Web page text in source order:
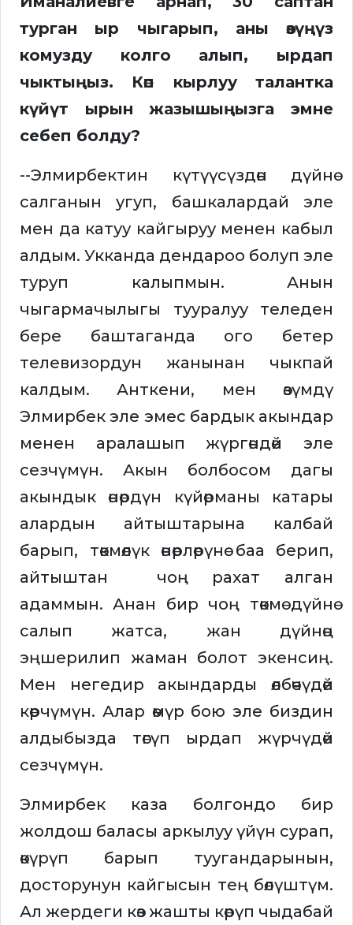
турган ыр чыгарып, аны өзүңүз
комузду колго алып, ырдап
чыктыңыз. Көп кырлуу талантка
күйүт ырын жазышыңызга эмне
себеп болду?
--Элмирбектин күтүүсүздөн дүйнө
салганын угуп, башкалардай эле
мен да катуу кайгыруу менен кабыл
алдым. Укканда дендароо болуп эле
туруп калыпмын. Анын
чыгармачылыгы тууралуу теледен
бере баштаганда ого бетер
телевизордун жанынан чыкпай
калдым. Анткени, мен өзүмдү
Элмирбек эле эмес бардык акындар
менен аралашып жүргөндөй эле
сезчүмүн. Акын болбосом дагы
акындык өнөрдүн күйөрманы катары
алардын айтыштарына калбай
барып, төкмөлүк өнөрлөрүнө баа берип,
айтыштан чоң рахат алган
адаммын. Анан бир чоң төкмө дүйнө
салып жатса, жан дүйнөң
эңшерилип жаман болот экенсиң.
Мен негедир акындарды өлбөчүдөй
көрчүмүн. Алар өмүр бою эле биздин
алдыбызда төгүп ырдап жүрчүдөй
сезчүмүн.
Элмирбек каза болгондо бир
жолдош баласы аркылуу үйүн сурап,
өкүрүп барып туугандарынын,
досторунун кайгысын тең бөлүштүм.
Ал жердеги көз жашты көрүп чыдабай